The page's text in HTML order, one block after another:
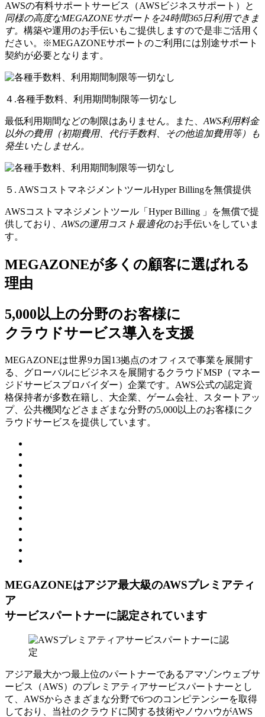
AWSの有料サポートサービス（AWSビジネスサポート）と
同様の高度なMEGAZONEサポートを24時間365日利用できま
す。 構築や運用のお手伝いもご提供しますので是非ご活用く
ださい。※MEGAZONEサポートのご利用には別途サポート
契約が必要となります。
４.各種手数料、利用期間制限等一切なし
最低利用期間などの制限はありません。また、 AWS利用料金
以外の費用（初期費用、代行手数料、その他追加費用等）も
発生いたしません。
５. AWSコストマネジメントツールHyper Billingを無償提供
AWSコストマネジメントツール「Hyper Billing 」を無償で提
供しており、 AWSの運⽤コスト最適化のお⼿伝いをしていま
す。
MEGAZONEが多くの顧客に選ばれる
理由
5,000以上の分野のお客様に
クラウドサービス導入を支援
MEGAZONEは世界9カ国13拠点のオフィスで事業を展開す
る、グローバルにビジネスを展開するクラウドMSP（マネー
ジドサービスプロバイダー）企業です。AWS公式の認定資
格保持者が多数在籍し、⼤企業、ゲーム会社、スタートアッ
プ、公共機関などさまざまな分野の5,000以上のお客様にク
ラウドサービスを提供しています。
MEGAZONEはアジア最⼤級のAWSプレミアティ
ア
サービスパートナーに認定されています
アジア最大かつ最上位のパートナーであるアマゾンウェブサ
ービス（AWS）のプレミアティアサービスパートナーとし
て、AWSからさまざまな分野で6つのコンピテンシーを取得
しており、当社のクラウドに関する技術やノウハウがAWS